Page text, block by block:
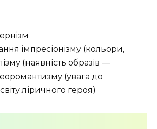
імпресіонізму (кольори,
(наявність образів —
(увага до
ліричного героя)